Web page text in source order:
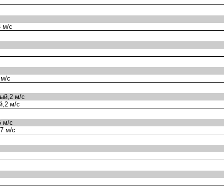
м/с
с
м/с
м/с
м/с
м/с